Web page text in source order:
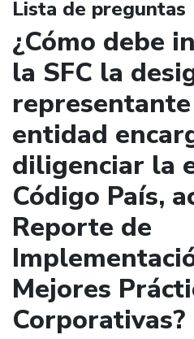
Lista de preguntas
¿Cómo debe
la SFC la
entidad
diligenciar la
Código País,
Reporte de
Mejores
Corporativas?